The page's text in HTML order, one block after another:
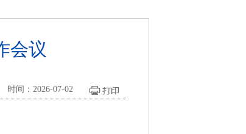
会议
时间：2026-07-02